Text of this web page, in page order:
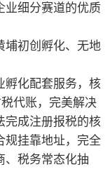
业细分赛道的优质
初创孵化、无地
化配套服务，核
代账，完美解决
完成注册报税的核
规挂靠地址，完全
、税务常态化抽